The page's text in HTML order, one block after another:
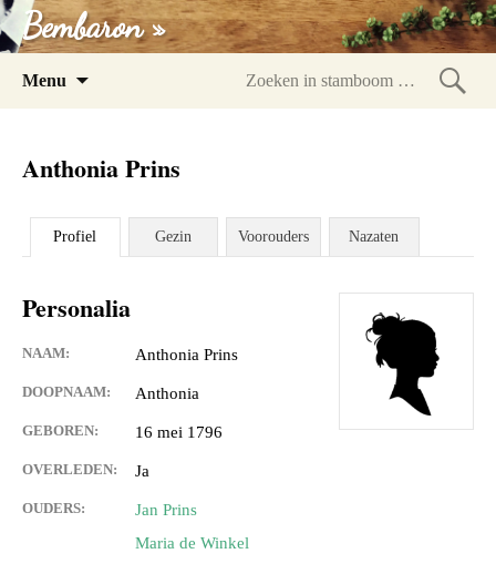
Bembaron »
Menu
Anthonia Prins
Profiel Gezin Voorouders Nazaten
Personalia
NAAM: Anthonia Prins
DOOPNAAM: Anthonia
GEBOREN: 16 mei 1796
OVERLEDEN: Ja
OUDERS:
Jan Prins
Maria de Winkel